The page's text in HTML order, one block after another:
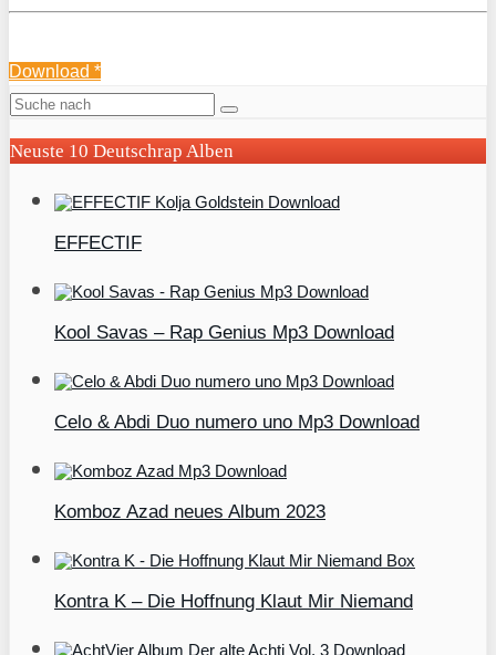
Download *
Neuste 10 Deutschrap Alben
EFFECTIF
Kool Savas – Rap Genius Mp3 Download
Celo & Abdi Duo numero uno Mp3 Download
Komboz Azad neues Album 2023
Kontra K – Die Hoffnung Klaut Mir Niemand